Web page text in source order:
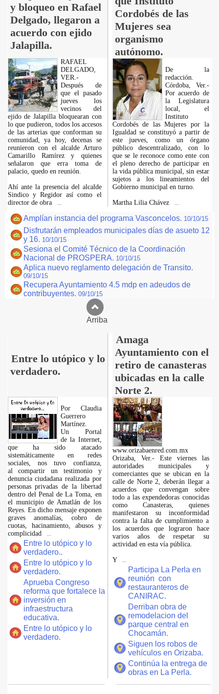
y bloqueo en Rafael
Delgado, llegaron a
acuerdo con ejido
Jalapilla.
Cordobés de las
Mujeres sea
organismo
autónomo.
RAFAEL
DELGADO,
VER.-
Después de
que el pasado
jueves los
vecinos del
ejido de Jalapilla bloquearan con
lo que pudieron, todos los accesos
de las arterias que conforman su
comunidad, ya hoy, decenas se
reunieron con el alcalde Arturo
Camarillo Ramírez y quienes
señalaron que erra toma de
palacio, quedo en reunión.
Ahí ante la presencia del alcalde
Sindico y Regidor así como el
director de obra
De la
redacción.
Córdoba, Ver.-
Por acuerdo de
la Legislatura
local, el
Instituto
Cordobés de las Mujeres por la
Igualdad se constituyó a partir de
este jueves, como un órgano
público descentralizado, con lo
que se le reconoce como ente con
el pleno derecho de participar en
la vida pública municipal, sin estar
sujetos a los lineamientos del
Gobierno municipal en turno.
Martha Lilia Chávez
Amplían instancia del programa Vasconcelos. 10/10/15
Disfrutarán empleados municipales días de asueto 12
y 16. 10/10/15
Sesiona el Comité Técnico de la Coordinación
Nacional de PROSPERA. 10/10/15
Aplica nuevo reglamento delegación de Transito.
09/10/15
Recupera Ayuntamiento 4.5 mdp en adeudos de
contribuyentes. 09/10/15
Arriba
Entre lo utópico y lo
verdadero.
Amaga
Ayuntamiento con el
retiro de canasteras
ubicadas en la calle
Norte 2.
Por Claudia
Guerrero
Martínez.
​Un Portal
de la Internet,
que ha sido atacado
sistemáticamente en redes
sociales, nos tuvo confianza,
al compartir un testimonio y
denuncia ciudadana realizada por
personas privadas de la libertad
dentro del Penal de La Toma, en
el municipio de Amatlán de los
Reyes. En dicho mensaje exponen
graves anomalías, cobro de
cuotas, hacinamiento, abusos y
complicidad
Entre lo utópico y lo
verdadero..
Entre lo utópico y lo
verdadero.
Aprueba Congreso
reforma que fortalece la
inversión en
infraestructura
educativa.
Entre lo utópico y lo
verdadero.
www.orizabaenred.com.mx
Orizaba, Ver.- Este viernes las
autoridades municipales y
comerciantes que se ubican en la
calle de Norte 2, deberán llegar a
acuerdos que convengan sobre
todo a las expendedoras conocidas
como Canasteras, quienes
manifestaron su inconformidad
contra la falta de cumplimiento a
los acuerdos que lograron hace
varios años de respetar su
actividad en esta vía pública.
Y
Participa La Perla en
reunión con
restauranteros de
CANIRAC.
Derriban obra de
remodelacion del
parque central en
Chocamán.
Siguen los robos de
vehículos en Orizaba.
Continúa la entrega de
obras en La Perla.